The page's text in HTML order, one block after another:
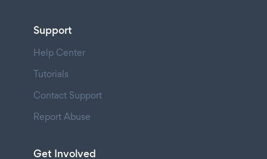
Support
Help Center
Tutorials
Contact Support
Report Abuse
Get Involved